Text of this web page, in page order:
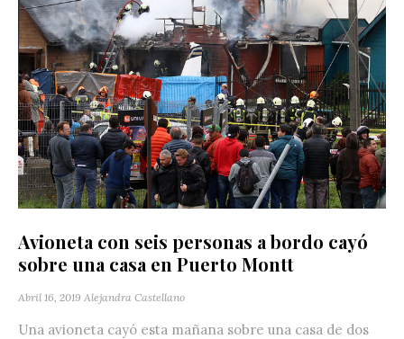
Avioneta con seis personas a bordo cayó
sobre una casa en Puerto Montt
Abril 16, 2019 Alejandra Castellano
Una avioneta cayó esta mañana sobre una casa de dos